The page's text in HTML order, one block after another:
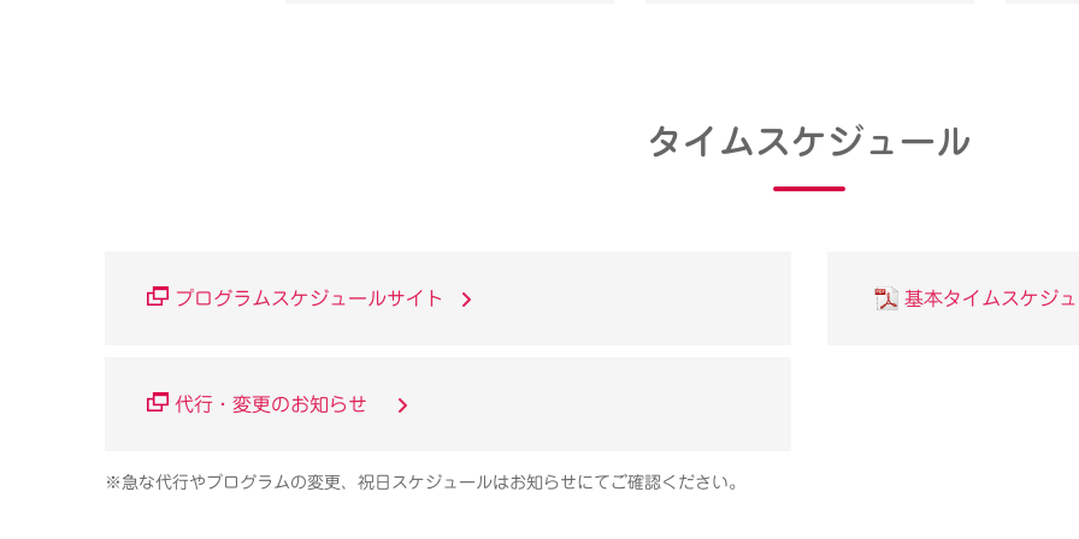
タイムスケジュール
プログラムスケジュールサイト 基本タイムスケジ
代行・変更のお知らせ
※急な代行やプログラムの変更、祝日スケジュールはお知らせにてご確認ください。